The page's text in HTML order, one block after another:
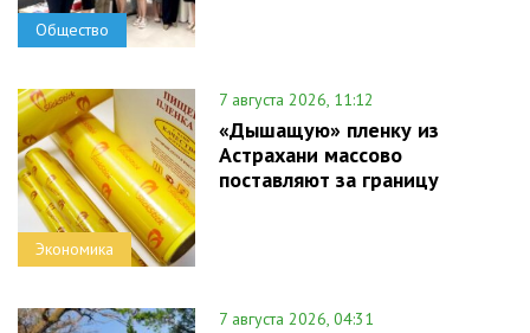
Общество
Экономика
7 августа 2026, 11:12
«Дышащую» пленку из
Астрахани массово
поставляют за границу
7 августа 2026, 04:31